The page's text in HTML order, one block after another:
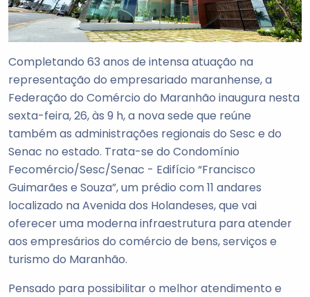
Completando 63 anos de intensa atuação na
representação do empresariado maranhense, a
Federação do Comércio do Maranhão inaugura nesta
sexta-feira, 26, às 9 h, a nova sede que reúne
também as administrações regionais do Sesc e do
Senac no estado. Trata-se do Condomínio
Fecomércio/Sesc/Senac - Edifício “Francisco
Guimarães e Souza”, um prédio com 11 andares
localizado na Avenida dos Holandeses, que vai
oferecer uma moderna infraestrutura para atender
aos empresários do comércio de bens, serviços e
turismo do Maranhão.
Pensado para possibilitar o melhor atendimento e